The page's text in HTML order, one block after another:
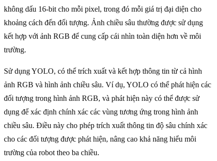
không dấu 16-bit cho mỗi pixel, trong đó mỗi giá trị đại diện cho
khoảng cách đến đối tượng. Ảnh chiều sâu thường được sử dụng
kết hợp với ảnh RGB để cung cấp cái nhìn toàn diện hơn về môi
trường.
Sử dụng YOLO, có thể trích xuất và kết hợp thông tin từ cả hình
ảnh RGB và hình ảnh chiều sâu. Ví dụ, YOLO có thể phát hiện các
đối tượng trong hình ảnh RGB, và phát hiện này có thể được sử
dụng để xác định chính xác các vùng tương ứng trong hình ảnh
chiều sâu. Điều này cho phép trích xuất thông tin độ sâu chính xác
cho các đối tượng được phát hiện, nâng cao khả năng hiểu môi
trường của robot theo ba chiều.